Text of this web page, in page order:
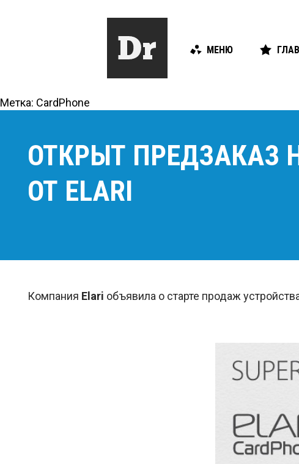
МЕНЮ
Метка: CardPhone
ОТКРЫТ ПРЕДЗАКАЗ
ОТ ELARI
Компания Elari объявила о старте продаж